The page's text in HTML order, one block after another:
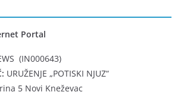
Portal
(IN000643)
URUŽENJE „POTISKI NJUZ“
5 Novi Kneževac